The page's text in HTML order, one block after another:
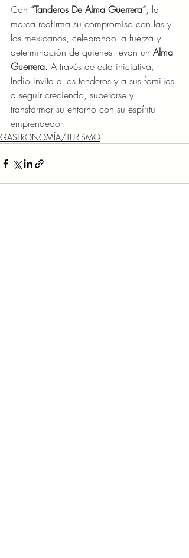
Con “Tanderos De Alma Guerrera”, la
marca reafirma su compromiso con las y
los mexicanos, celebrando la fuerza y
determinación de quienes llevan un Alma
Guerrera. A través de esta iniciativa,
Indio invita a los tenderos y a sus familias
a seguir creciendo, superarse y
transformar su entorno con su espíritu
emprendedor.
GASTRONOMÍA/TURISMO